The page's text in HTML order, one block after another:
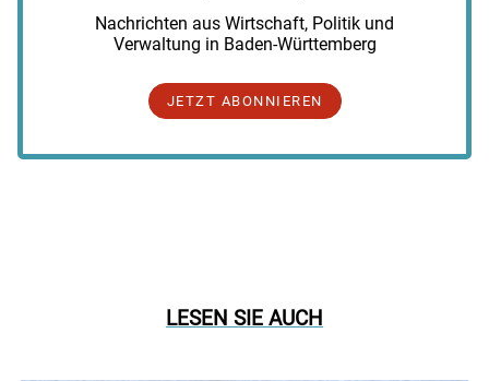
Nachrichten aus Wirtschaft, Politik und
Verwaltung in Baden-Württemberg
JETZT ABONNIEREN
LESEN SIE AUCH